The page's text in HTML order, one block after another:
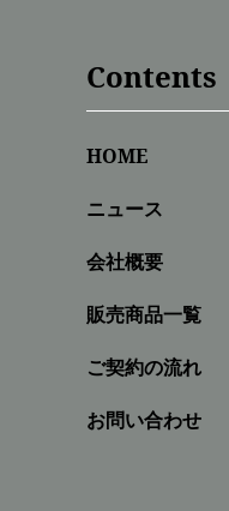
Contents
HOME
ニュース
会社概要
販売商品一覧
ご契約の流れ
お問い合わせ